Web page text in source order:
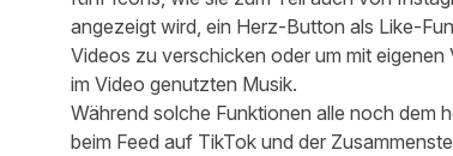
angezeigt wird, ein Herz-Button als Like-
Videos zu verschicken oder um mit
im Video genutzten Musik.
Während solche Funktionen alle noch dem
beim Feed auf TikTok und der